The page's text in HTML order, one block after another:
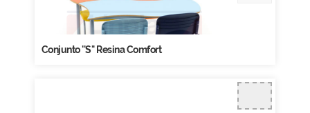
Conjunto ''S'' Resina Comfort